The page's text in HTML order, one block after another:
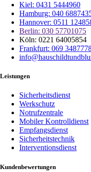
Kiel: 0431 5444960
Hamburg: 040
Hannover: 0511
Berlin: 030 57701075
Köln: 0221 64005854
Frankfurt: 069
Leistungen
Sicherheitsdienst
Werkschutz
Notrufzentrale
Mobiler Kontrolldienst
Empfangsdienst
Sicherheitstechnik
Interventionsdienst
Kundenbewertungen